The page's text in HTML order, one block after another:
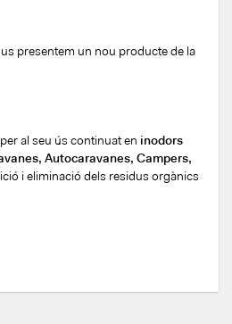
presentem un nou producte de la
al seu ús continuat en inodors
Autocaravanes, Campers,
i eliminació dels residus orgànics